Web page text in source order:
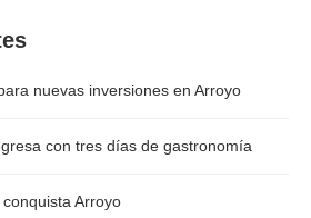
nuevas inversiones en Arroyo
con tres días de gastronomía
Arroyo